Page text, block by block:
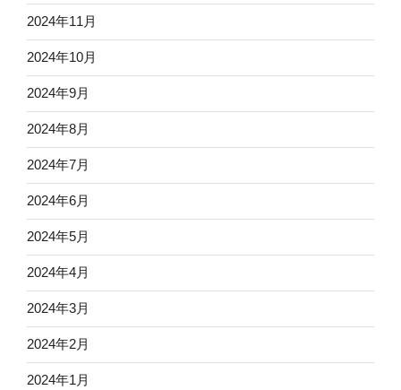
2024年11月
2024年10月
2024年9月
2024年8月
2024年7月
2024年6月
2024年5月
2024年4月
2024年3月
2024年2月
2024年1月